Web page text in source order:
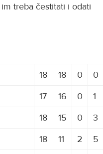
treba čestitati i odati
18 18 0
0
17 16 0
1
18 15 0
3
18 11 2
5